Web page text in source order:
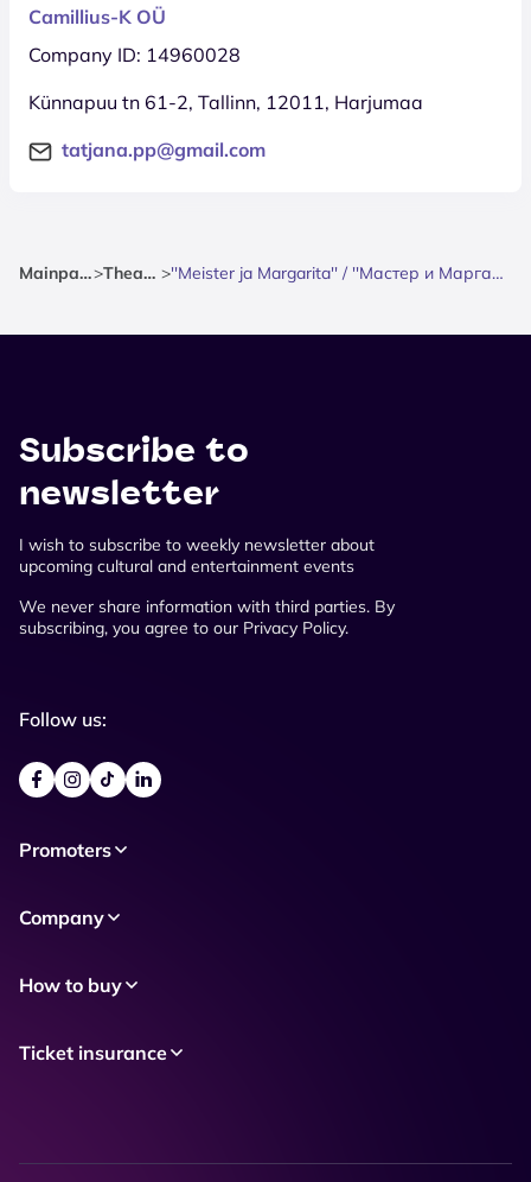
Camillius-K OÜ
Company ID: 14960028
Künnapuu tn 61-2, Tallinn, 12011, Harjumaa
tatjana.pp@gmail.com
Mainpage> Theatre > ''Meister ja Margarita'' / ''Мастер и Маргарита''
Subscribe to
newsletter
I wish to subscribe to weekly newsletter about
upcoming cultural and entertainment events
We never share information with third parties. By
subscribing, you agree to our Privacy Policy.
Follow us:
Promoters
Company
How to buy
Ticket insurance